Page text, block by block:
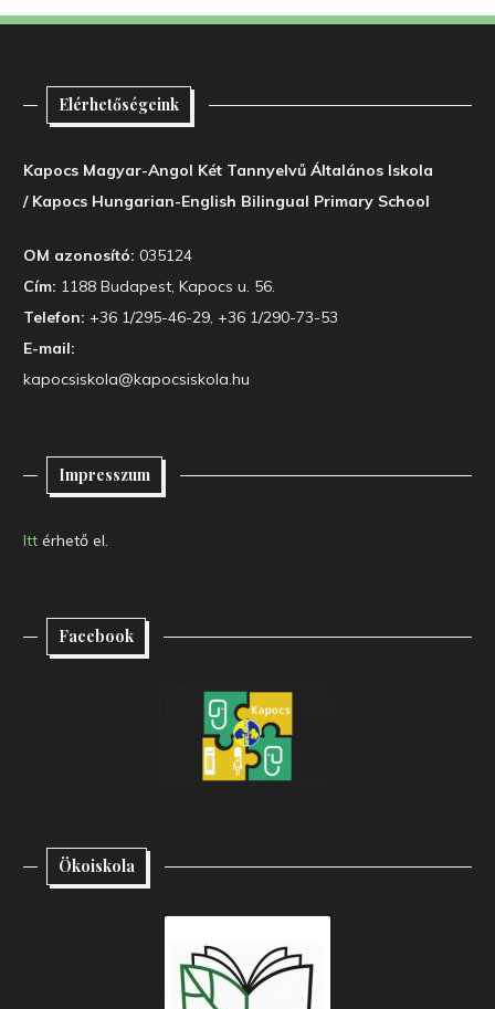
Elérhetőségeink
Kapocs Magyar-Angol Két Tannyelvű Általános Iskola
/ Kapocs Hungarian-English Bilingual Primary School
OM azonosító: 035124
Cím: 1188 Budapest, Kapocs u. 56.
Telefon: +36 1/295-46-29, +36 1/290-73-53
E-mail:
kapocsiskola@kapocsiskola.hu
Impresszum
Itt érhető el.
Facebook
Ökoiskola